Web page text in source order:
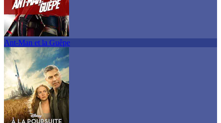
Ant-Man et la Guêpe